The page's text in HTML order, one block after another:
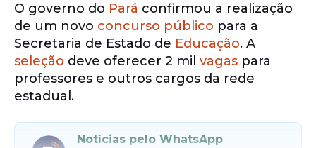
O governo do Pará confirmou a realização
de um novo concurso público para a
Secretaria de Estado de Educação. A
seleção deve oferecer 2 mil vagas para
professores e outros cargos da rede
estadual.
Notícias pelo WhatsApp